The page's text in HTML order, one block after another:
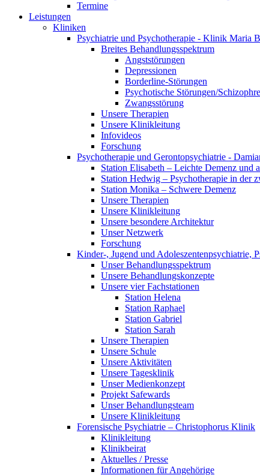
Termine
Leistungen
Kliniken
Psychiatrie und Psychotherapie - Klinik Maria
Breites Behandlungsspektrum
Angststörungen
Depressionen
Borderline-Störungen
Psychotische Störungen/
Zwangsstörung
Unsere Therapien
Unsere Klinikleitung
Infovideos
Forschung
Psychotherapie und Gerontopsychiatrie -
Station Elisabeth – Leichte Demenz und
Station Hedwig – Psychotherapie in der
Station Monika – Schwere Demenz
Unsere Therapien
Unsere Klinikleitung
Unsere besondere Architektur
Unser Netzwerk
Forschung
Kinder-, Jugend und Adoleszentenpsychiatrie,
Unser Behandlungsspektrum
Unsere Behandlungskonzepte
Unsere vier Fachstationen
Station Helena
Station Raphael
Station Gabriel
Station Sarah
Unsere Therapien
Unsere Schule
Unsere Aktivitäten
Unsere Tagesklinik
Unser Medienkonzept
Projekt Safewards
Unser Behandlungsteam
Unsere Klinikleitung
Forensische Psychiatrie – Christophorus Klinik
Klinikleitung
Klinikbeirat
Aktuelles / Presse
Informationen für Angehörige